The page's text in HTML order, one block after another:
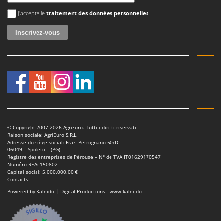
Master
Masterpro
Michelin
Mille
Minox
Mockmill
More than chef
MOSA
MOVA
Mowox
Une erreur est survenue
J'accepte le traitement des données personnelles
© Copyright 2007-2026 AgriEuro. Tutti i diritti riservati
Raison sociale: AgriEuro S.R.L.
Adresse du siège social: Fraz. Petrognano 50/D
06049 – Spoleto – (PG)
Registre des entreprises de Pérouse – N° de TVA IT01629170547
Numéro REA: 150802
Capital social: 5.000.000,00 €
Contacts
Powered by Kaleido | Digital Productions - www.kalei.do